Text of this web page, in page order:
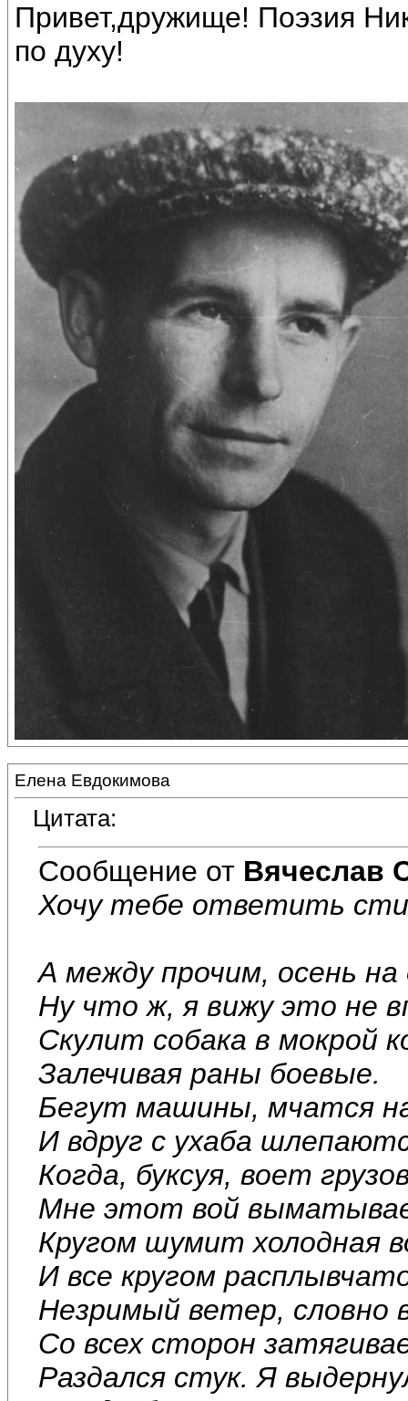
Привет,дружище! Поэзия
по духу!
Елена Евдокимова
Цитата:
Сообщение от Вячеслав
Хочу тебе ответить
А между прочим, осень на
Ну что ж, я вижу это не
Скулит собака в мокрой
Залечивая раны боевые.
Бегут машины, мчатся
И вдруг с ухаба
Когда, буксуя, воет
Мне этот вой
Кругом шумит холодная
И все кругом
Незримый ветер, словно
Со всех сторон
Раздался стук. Я